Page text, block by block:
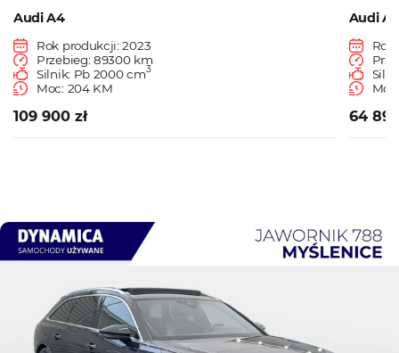
Audi A4
Rok produkcji: 2023
Przebieg: 89300 km
Silnik: Pb 2000 cm3
Moc: 204 KM
109 900 zł
Audi A6
Rok
64